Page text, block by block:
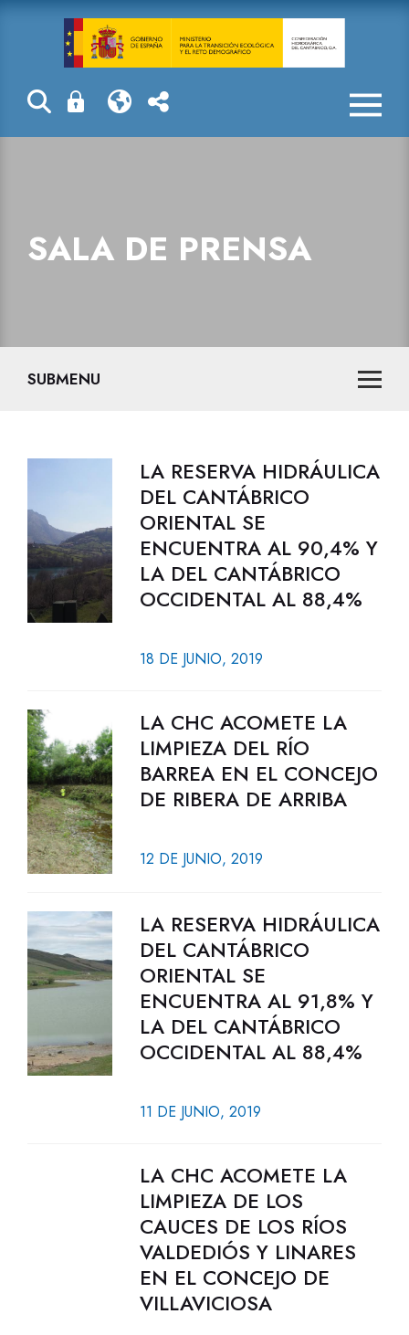
Sala de prensa
SALA DE PRENSA
SUBMENU
LA RESERVA HIDRÁULICA
DEL CANTÁBRICO
ORIENTAL SE
ENCUENTRA AL 90,4% Y
LA DEL CANTÁBRICO
OCCIDENTAL AL 88,4%
18 DE JUNIO, 2019
LA CHC ACOMETE LA
LIMPIEZA DEL RÍO
BARREA EN EL CONCEJO
DE RIBERA DE ARRIBA
12 DE JUNIO, 2019
LA RESERVA HIDRÁULICA
DEL CANTÁBRICO
ORIENTAL SE
ENCUENTRA AL 91,8% Y
LA DEL CANTÁBRICO
OCCIDENTAL AL 88,4%
11 DE JUNIO, 2019
LA CHC ACOMETE LA
LIMPIEZA DE LOS
CAUCES DE LOS RÍOS
VALDEDIÓS Y LINARES
EN EL CONCEJO DE
VILLAVICIOSA